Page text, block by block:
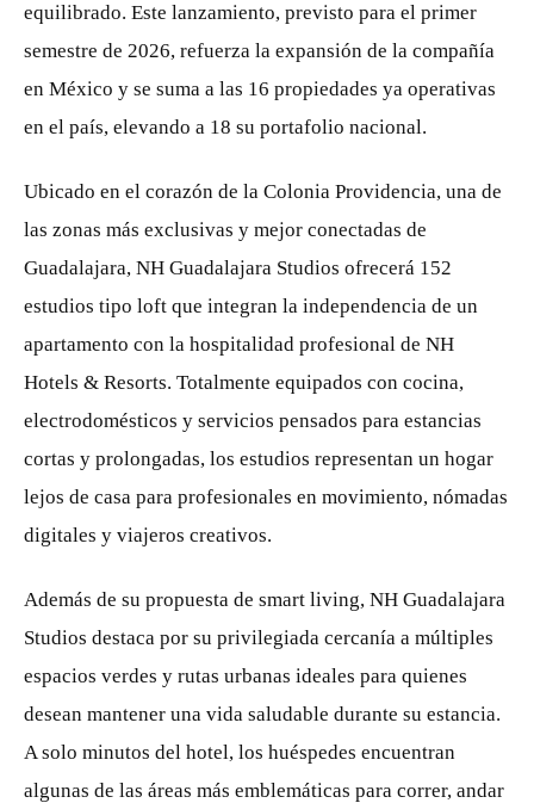
equilibrado. Este lanzamiento, previsto para el primer
semestre de 2026, refuerza la expansión de la compañía
en México y se suma a las 16 propiedades ya operativas
en el país, elevando a 18 su portafolio nacional.
Ubicado en el corazón de la Colonia Providencia, una de
las zonas más exclusivas y mejor conectadas de
Guadalajara, NH Guadalajara Studios ofrecerá 152
estudios tipo loft que integran la independencia de un
apartamento con la hospitalidad profesional de NH
Hotels & Resorts. Totalmente equipados con cocina,
electrodomésticos y servicios pensados para estancias
cortas y prolongadas, los estudios representan un hogar
lejos de casa para profesionales en movimiento, nómadas
digitales y viajeros creativos.
Además de su propuesta de smart living, NH Guadalajara
Studios destaca por su privilegiada cercanía a múltiples
espacios verdes y rutas urbanas ideales para quienes
desean mantener una vida saludable durante su estancia.
A solo minutos del hotel, los huéspedes encuentran
algunas de las áreas más emblemáticas para correr, andar